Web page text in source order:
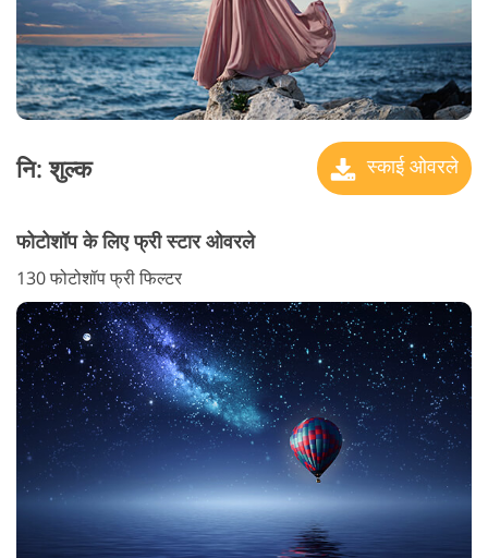
नि: शुल्क स्काई ओवरले
फोटोशॉप के लिए फ्री स्टार ओवरले
130 फोटोशॉप फ्री फिल्टर